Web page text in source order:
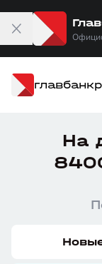
На